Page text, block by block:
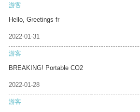
游客
Hello, Greetings fr
2022-01-31
游客
BREAKING! Portable CO2
2022-01-28
游客